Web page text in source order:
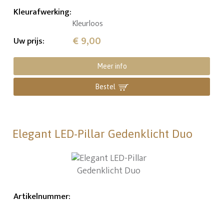
Kleurafwerking:
Kleurloos
Uw prijs: € 9,00
Meer info
Bestel
Elegant LED-Pillar Gedenklicht Duo
Artikelnummer: